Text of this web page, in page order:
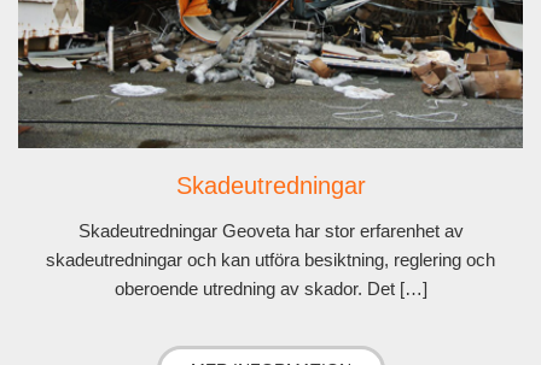
Skadeutredningar
Skadeutredningar Geoveta har stor erfarenhet av
skadeutredningar och kan utföra besiktning, reglering och
oberoende utredning av skador. Det […]